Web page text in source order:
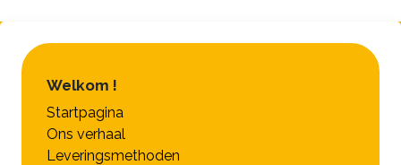
Welkom !
Startpagina
Ons verhaal
Leveringsmethoden